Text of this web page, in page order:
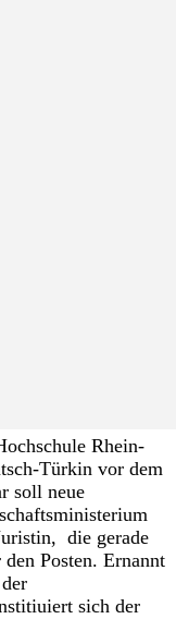
Rhein-
Türkin vor dem
soll neue
die gerade
Posten. Ernannt
sich der